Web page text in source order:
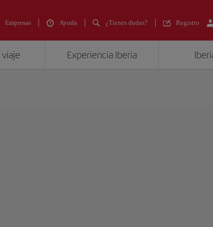
Empresas Ayuda ¿Tienes dudas? Registro
Experiencia Iberia